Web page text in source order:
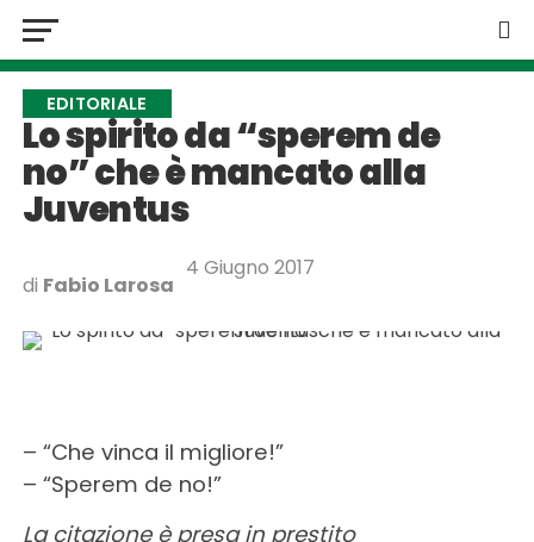
EDITORIALE
Lo spirito da “sperem de
no” che è mancato alla
Juventus
di Fabio Larosa
4 Giugno 2017
– “Che vinca il migliore!”
– “Sperem de no!”
La citazione è presa in prestito